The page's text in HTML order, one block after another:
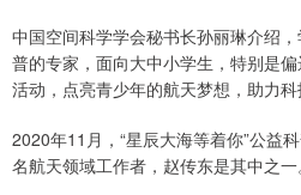
中国空间科学学会秘书长孙丽琳介绍
普的专家，面向大中小学生，特别是
活动，点亮青少年的航天梦想，助力科
2020年11月，“星辰大海等着你”公益
名航天领域工作者，赵传东是其中之一